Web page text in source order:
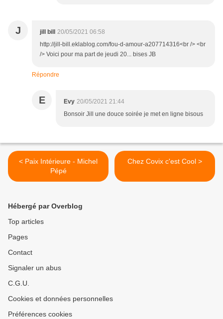
J jill bill
20/05/2021 06:58
http://jill-bill.eklablog.com/fou-d-amour-a207714316<br /> <br
/> Voici pour ma part de jeudi 20... bises JB
Répondre
E Evy 20/05/2021 21:44
Bonsoir Jill une douce soirée je met en ligne bisous
< Paix Intérieure - Michel
Pépé
Chez Covix c'est Cool >
Hébergé par Overblog
Top articles
Pages
Contact
Signaler un abus
C.G.U.
Cookies et données personnelles
Préférences cookies